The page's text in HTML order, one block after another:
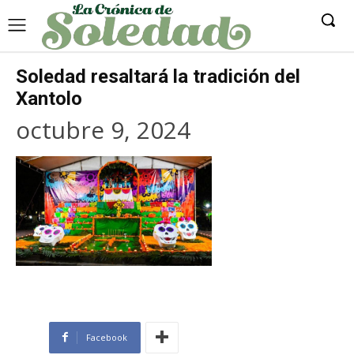
Soledad resaltará la tradición del
Xantolo
octubre 9, 2024
Facebook